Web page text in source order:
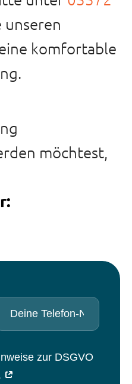
komfortable
möchtest,
zur DSGVO